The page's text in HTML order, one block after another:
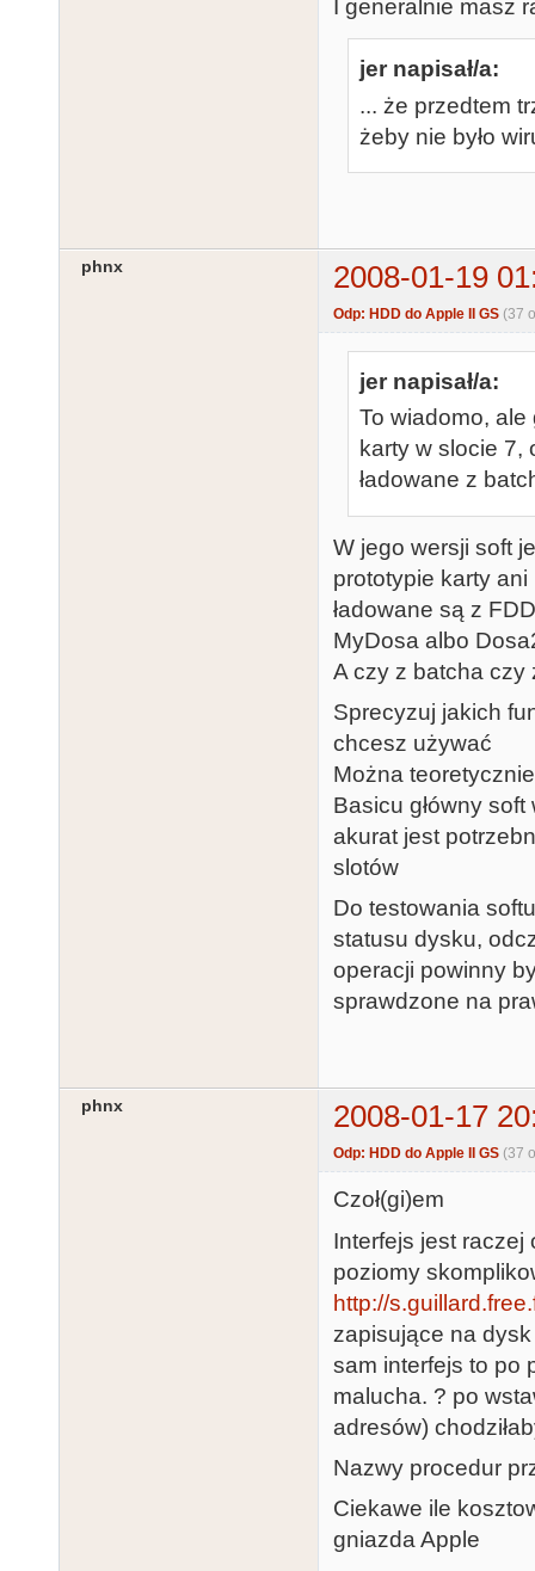
I generalnie masz
jer napisał/a:
... że przedtem
żeby nie było
phnx 2008-01-19
Odp: HDD do Apple II GS (37
jer napisał/a:
To wiadomo,
karty w slocie 7,
ładowane z
W jego wersji soft
prototypie karty
ładowane są z
MyDosa albo
A czy z batcha czy
Sprecyzuj jakich
chcesz używać
Można
Basicu główny
akurat jest
slotów
Do testowania
statusu dysku,
operacji powinny
sprawdzone na
phnx 2008-01-17
Odp: HDD do Apple II GS (37
Czoł(gi)em
Interfejs jest raczej
poziomy
http://
zapisujące na dysk
sam interfejs to po
malucha. ? po
adresów)
Nazwy procedur
Ciekawe ile
gniazda Apple